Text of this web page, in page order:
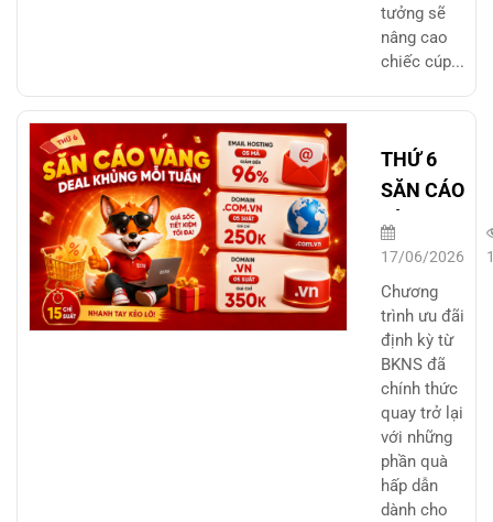
tưởng sẽ
nâng cao
chiếc cúp...
THỨ 6
SĂN CÁO
VÀNG –
DEAL
KHỦNG
MỖI
TUẦN
17/06/2026
Chương
trình ưu đãi
định kỳ từ
BKNS đã
chính thức
quay trở lại
với những
phần quà
hấp dẫn
dành cho